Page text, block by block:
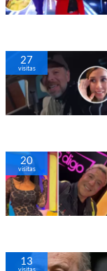
27
visitas
20
visitas
13